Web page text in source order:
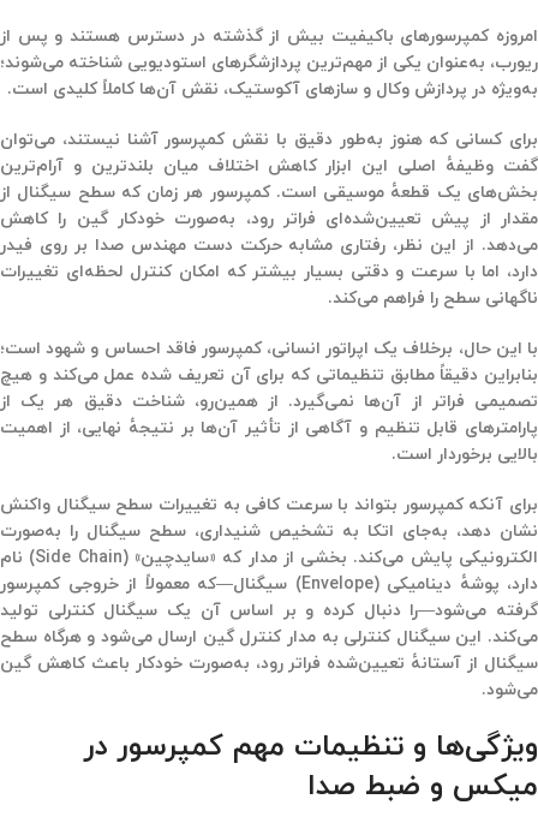
امروزه کمپرسورهای باکیفیت بیش از گذشته در دسترس هستند و پس از
ریورب، به‌عنوان یکی از مهم‌ترین پردازشگرهای استودیویی شناخته می‌شوند؛
به‌ویژه در پردازش وکال و سازهای آکوستیک، نقش آن‌ها کاملاً کلیدی است.
برای کسانی که هنوز به‌طور دقیق با نقش کمپرسور آشنا نیستند، می‌توان
گفت وظیفهٔ اصلی این ابزار کاهش اختلاف میان بلندترین و آرام‌ترین
بخش‌های یک قطعهٔ موسیقی است. کمپرسور هر زمان که سطح سیگنال از
مقدار از پیش تعیین‌شده‌ای فراتر رود، به‌صورت خودکار گین را کاهش
می‌دهد. از این نظر، رفتاری مشابه حرکت دست مهندس صدا بر روی فیدر
دارد، اما با سرعت و دقتی بسیار بیشتر که امکان کنترل لحظه‌ای تغییرات
ناگهانی سطح را فراهم می‌کند.
با این حال، برخلاف یک اپراتور انسانی، کمپرسور فاقد احساس و شهود است؛
بنابراین دقیقاً مطابق تنظیماتی که برای آن تعریف شده عمل می‌کند و هیچ
تصمیمی فراتر از آن‌ها نمی‌گیرد. از همین‌رو، شناخت دقیق هر یک از
پارامترهای قابل تنظیم و آگاهی از تأثیر آن‌ها بر نتیجهٔ نهایی، از اهمیت
بالایی برخوردار است.
برای آنکه کمپرسور بتواند با سرعت کافی به تغییرات سطح سیگنال واکنش
نشان دهد، به‌جای اتکا به تشخیص شنیداری، سطح سیگنال را به‌صورت
الکترونیکی پایش می‌کند. بخشی از مدار که «سایدچین» (Side Chain) نام
دارد، پوشهٔ دینامیکی (Envelope) سیگنال—که معمولاً از خروجی کمپرسور
گرفته می‌شود—را دنبال کرده و بر اساس آن یک سیگنال کنترلی تولید
می‌کند. این سیگنال کنترلی به مدار کنترل گین ارسال می‌شود و هرگاه سطح
سیگنال از آستانهٔ تعیین‌شده فراتر رود، به‌صورت خودکار باعث کاهش گین
می‌شود.
ویژگی‌ها و تنظیمات مهم کمپرسور در
میکس و ضبط صدا